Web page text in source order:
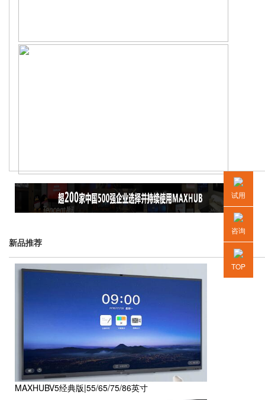
新品推荐
MAXHUBV5经典版|55/65/75/86英寸
试用
咨询
TOP